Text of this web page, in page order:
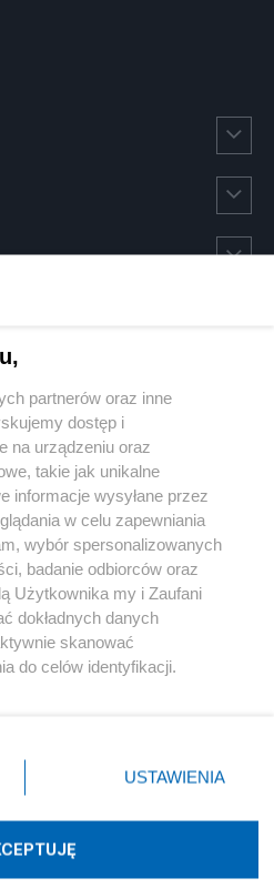
Instagram Youtube
W3media.pl
partnerów oraz inne
dostęp i
na urządzeniu oraz
takie jak unikalne
informacje wysyłane przez
w celu zapewniania
wybór spersonalizowanych
badanie odbiorców oraz
Użytkownika my i Zaufani
dokładnych danych
skanować
do celów identyfikacji.
ustawień prywatności
rogu strony
nie wymagają zgody
sprzeciwić się takiemu
będą miały zastosowania tylko
USTAWIENIA